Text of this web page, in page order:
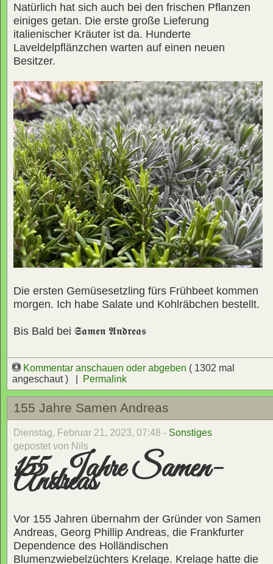
Natürlich hat sich auch bei den frischen Pflanzen
einiges getan. Die erste große Lieferung
italienischer Kräuter ist da. Hunderte
Laveldelpflänzchen warten auf einen neuen
Besitzer.
Die ersten Gemüsesetzling fürs Frühbeet kommen
morgen. Ich habe Salate und Kohlräbchen bestellt.
Bis Bald bei 𝕾𝖆𝖒𝖊𝖓 𝕬𝖓𝖉𝖗𝖊𝖆𝖘
Kommentar anschauen oder abgeben ( 1302 mal
angeschaut ) |
Permalink
155 Jahre Samen Andreas
Dienstag, Februar 21, 2023, 07:48 - Sonstiges
gepostet von Nils
155 Jahre Samen-
Andreas
Vor 155 Jahren übernahm der Gründer von Samen
Andreas, Georg Phillip Andreas, die Frankfurter
Dependence des Holländischen
Blumenzwiebelzüchters Krelage. Krelage hatte die